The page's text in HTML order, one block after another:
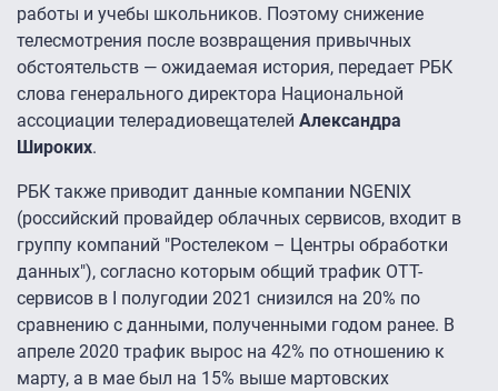
работы и учебы школьников. Поэтому снижение
телесмотрения после возвращения привычных
обстоятельств — ожидаемая история, передает РБК
слова генерального директора Национальной
ассоциации телерадиовещателей Александра
Широких.
РБК также приводит данные компании NGENIX
(российский провайдер облачных сервисов, входит в
группу компаний "Ростелеком – Центры обработки
данных"), согласно которым общий трафик OTT-
сервисов в I полугодии 2021 снизился на 20% по
сравнению с данными, полученными годом ранее. В
апреле 2020 трафик вырос на 42% по отношению к
марту, а в мае был на 15% выше мартовских